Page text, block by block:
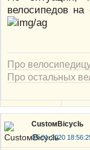
велосипедов
Про
Про остальных
CustoмBicyclь
03-01-2020